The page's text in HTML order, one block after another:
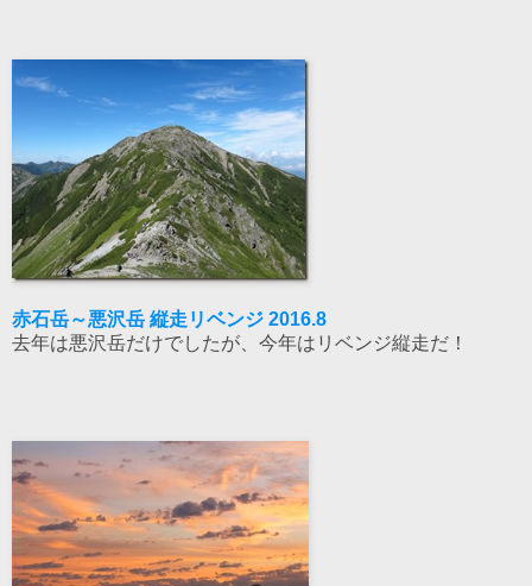
赤石岳～悪沢岳 縦走リベンジ 2016.8
去年は悪沢岳だけでしたが、今年はリベンジ縦走だ！